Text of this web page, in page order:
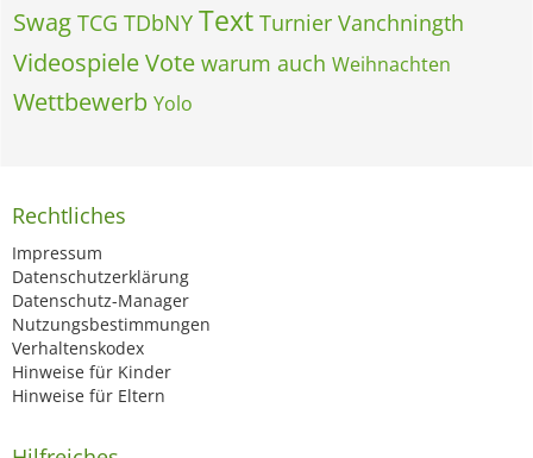
Swag TCG TDbNY Text Turnier Vanchningth
VideospieleVote warum auch Weihnachten
Wettbewerb Yolo
Rechtliches
Impressum
Datenschutzerklärung
Datenschutz-Manager
Nutzungsbestimmungen
Verhaltenskodex
Hinweise für Kinder
Hinweise für Eltern